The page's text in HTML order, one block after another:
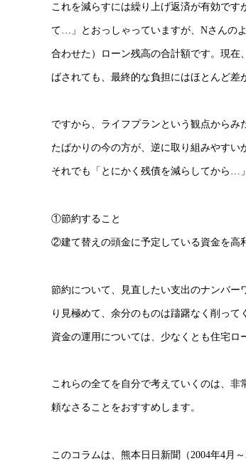
これを減らすには繰り上げ返済が有効で
て…」とおっしゃっていますが、Nさんの
合わせた）ローン残高の合計額です。現
ばされても、最終的な負担にはほとんど差
ですから、ライフプランという観点から
たばかりの今の方が、逆に取り組みやすい
それでも「とにかく残債を減らしてから…
①節約すること
②建て替えの頭金に予定している資金を高
節約について、見直したい支出のナンバ
り見極めて、余分のものは躊躇なく削って
資金の運用については、少なくとも住宅
これらの全てを自分で考えていくのは、
頼なさることをおすすめします。
このコラムは、熊本日日新聞（2004年4月